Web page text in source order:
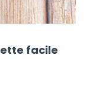
facile